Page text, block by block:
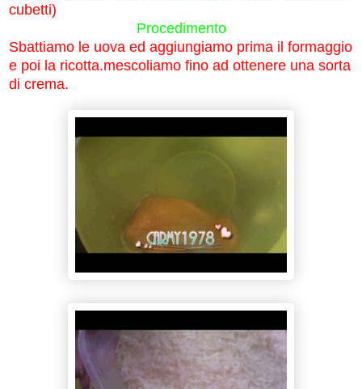
cubetti)
Procedimento
Sbattiamo le uova ed aggiungiamo prima il formaggio
e poi la ricotta.mescoliamo fino ad ottenere una sorta
di crema.